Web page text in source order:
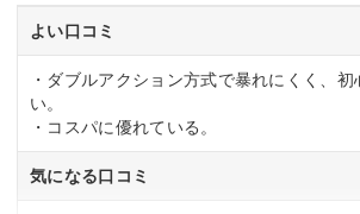
よい口コミ
・ダブルアクション方式で暴れにくく、
い。
・コスパに優れている。
気になる口コミ